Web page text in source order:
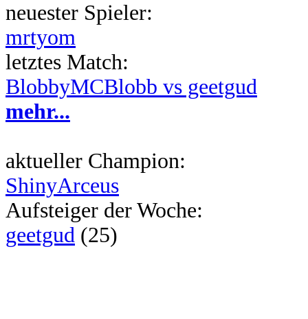
neuester Spieler:
mrtyom
letztes Match:
BlobbyMCBlobb vs geetgud
mehr...
aktueller Champion:
ShinyArceus
Aufsteiger der Woche:
geetgud (25)